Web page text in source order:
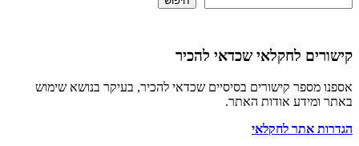
לחקלאי שכדאי להכיר
מספר קישורים בסיסיים שכדאי להכיר, בעיקר בנושא שימוש
אודות האתר.
אתר לחקלאי